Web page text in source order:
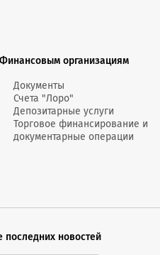
Финансовым организациям
Документы
Счета "Лоро"
Депозитарные услуги
Торговое финансирование и
документарные операции
последних новостей